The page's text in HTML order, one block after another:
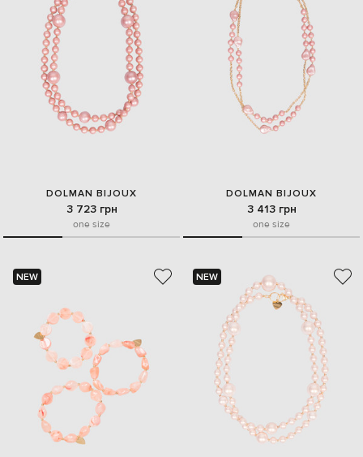
DOLMAN BIJOUX
3 723 грн
one size
DOLMAN BIJOUX
3 413 грн
one size
NEW NEW